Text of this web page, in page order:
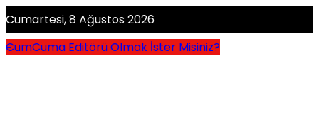
Cumartesi, 8 Ağustos 2026
CumCuma Editörü Olmak İster Misiniz?